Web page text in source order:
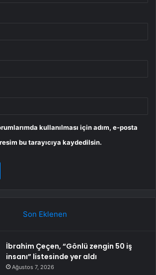
kullanılması için adım, e-posta
bu tarayıcıya kaydedilsin.
Son Eklenen
İbrahim Çeçen, “Gönlü zengin 50 iş
insanı” listesinde yer aldı
Ağustos 7, 2026